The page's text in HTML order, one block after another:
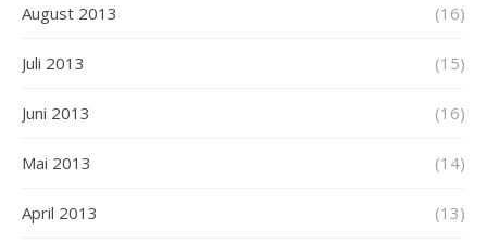
August 2013 (16)
Juli 2013 (15)
Juni 2013 (16)
Mai 2013 (14)
April 2013 (13)